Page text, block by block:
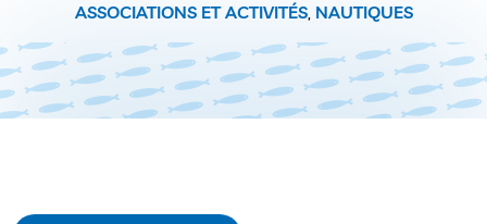
ASSOCIATIONS ET ACTIVITÉS, NAUTIQUES